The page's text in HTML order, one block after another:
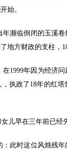
始。
濒临倒闭的玉溪卷
方财政的支柱，
1999年因为经济问
执政了18年的红
早在三年前已经
此时这位风烛残